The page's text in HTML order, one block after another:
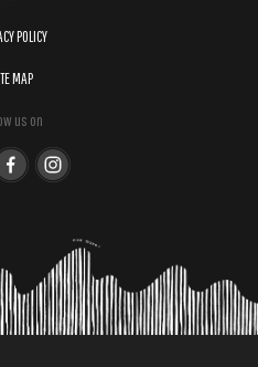
POLICY
MAP
us on